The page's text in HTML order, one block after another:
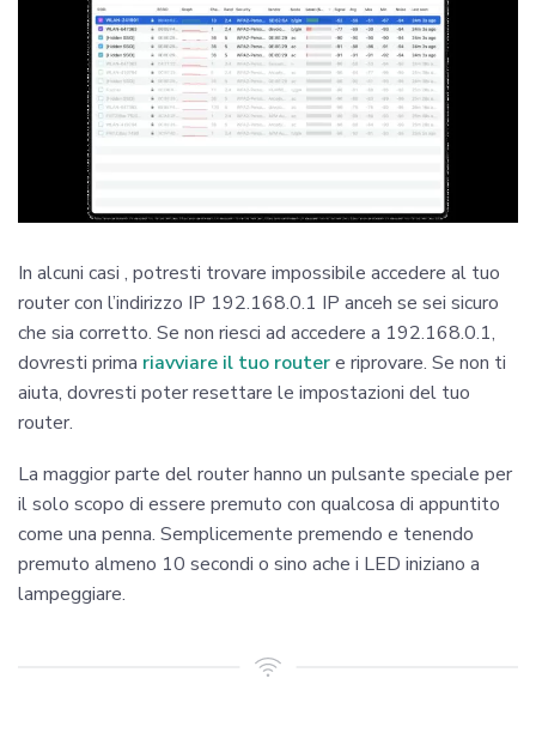
In alcuni casi , potresti trovare impossibile accedere al tuo
router con l’indirizzo IP 192.168.0.1 IP anceh se sei sicuro
che sia corretto. Se non riesci ad accedere a 192.168.0.1,
dovresti prima riavviare il tuo routere riprovare. Se non ti
aiuta, dovresti poter resettare le impostazioni del tuo
router.
La maggior parte del router hanno un pulsante speciale per
il solo scopo di essere premuto con qualcosa di appuntito
come una penna. Semplicemente premendo e tenendo
premuto almeno 10 secondi o sino ache i LED iniziano a
lampeggiare.